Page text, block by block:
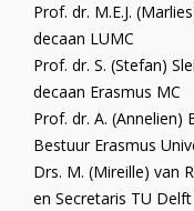
Prof. dr. M.E.J.
decaan LUMC
Prof. dr. S. (Stefan)
decaan Erasmus MC
Prof. dr. A.
Bestuur Erasmus
Drs. M. (Mireille) van
en Secretaris TU Delft